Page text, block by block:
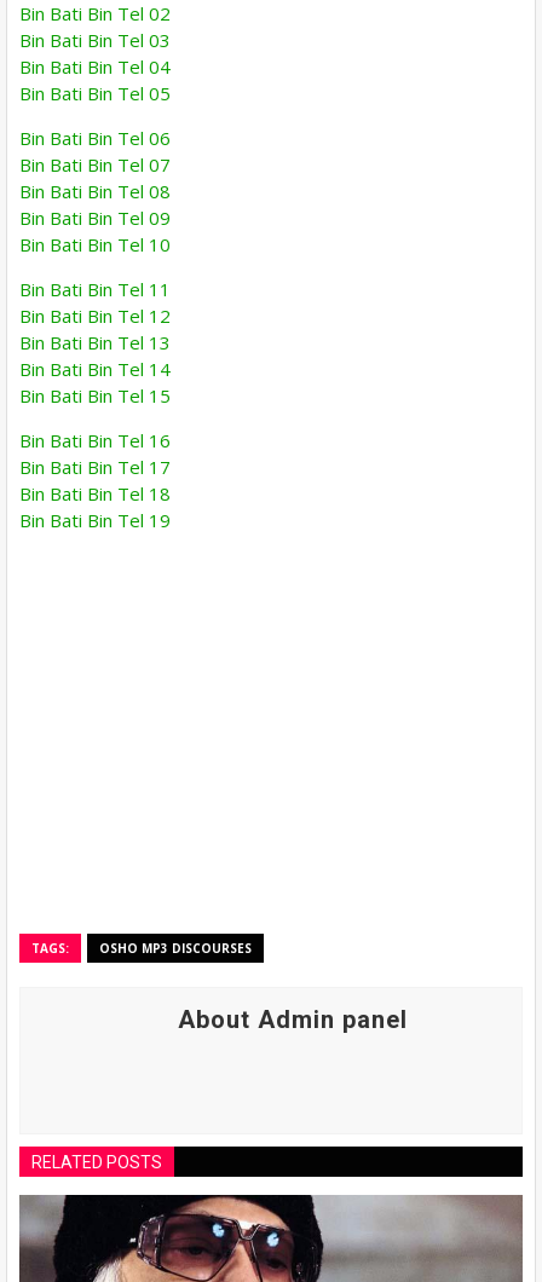
Bin Bati Bin Tel 02
Bin Bati Bin Tel 03
Bin Bati Bin Tel 04
Bin Bati Bin Tel 05
Bin Bati Bin Tel 06
Bin Bati Bin Tel 07
Bin Bati Bin Tel 08
Bin Bati Bin Tel 09
Bin Bati Bin Tel 10
Bin Bati Bin Tel 11
Bin Bati Bin Tel 12
Bin Bati Bin Tel 13
Bin Bati Bin Tel 14
Bin Bati Bin Tel 15
Bin Bati Bin Tel 16
Bin Bati Bin Tel 17
Bin Bati Bin Tel 18
Bin Bati Bin Tel 19
TAGS: OSHO MP3 DISCOURSES
About Admin panel
RELATED POSTS